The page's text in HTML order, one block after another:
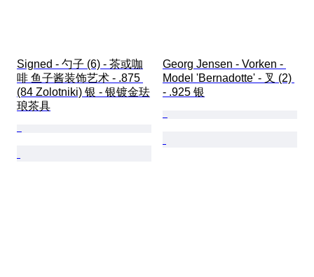
Signed - 勺子 (6) - 茶或咖
啡 鱼子酱装饰艺术 - .875
(84 Zolotniki) 银 - 银镀金珐
琅茶具
Georg Jensen - Vorken -
Model 'Bernadotte' - 叉 (2)
- .925 银